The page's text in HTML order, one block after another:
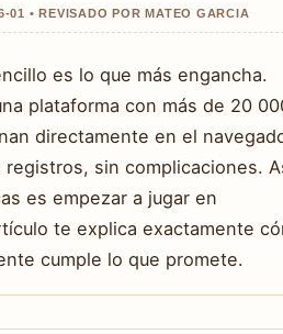
01 • REVISADO POR MATEO GARCIA
es lo que más engancha.
plataforma con más de 20
directamente en el
registros, sin complicaciones.
es empezar a jugar en
te explica exactamente
cumple lo que promete.